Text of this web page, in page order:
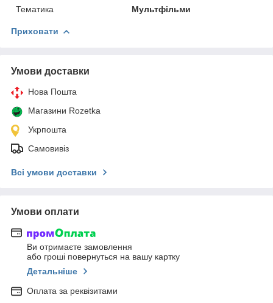
Тематика Мультфільми
Приховати
Умови доставки
Нова Пошта
Магазини Rozetka
Укрпошта
Самовивіз
Всі умови доставки
Умови оплати
Ви отримаєте замовлення
або гроші повернуться на вашу картку
Детальніше
Оплата за реквізитами